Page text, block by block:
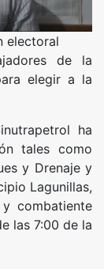
electoral
de la
elegir a la
ha
tales como
y Drenaje y
Lagunillas,
combatiente
las 7:00 de la